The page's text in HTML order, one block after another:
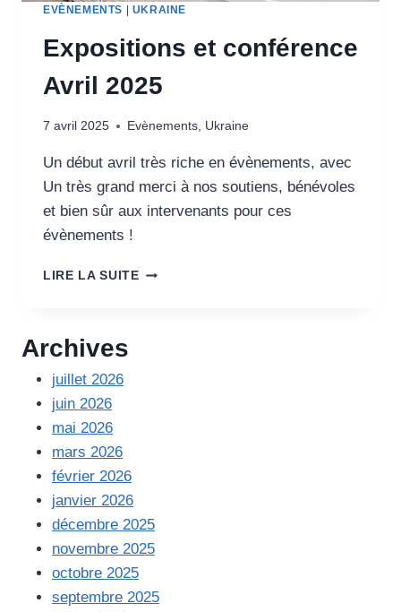
EVÈNEMENTS UKRAINE
Expositions et conférence
Avril 2025
7 avril 2025 Evènements, Ukraine
Un début avril très riche en évènements, avec
Un très grand merci à nos soutiens, bénévoles
et bien sûr aux intervenants pour ces
évènements !
LIRE LA SUITEEXPOSITIONS
Archives
juillet 2026
juin 2026
mai 2026
mars 2026
février 2026
janvier 2026
décembre 2025
novembre 2025
octobre 2025
septembre 2025